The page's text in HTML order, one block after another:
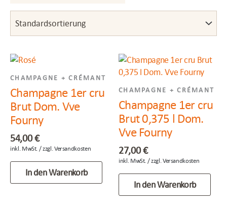
CHAMPAGNE + CRÉMANT
Champagne 1er cru
Brut Dom. Vve
Fourny
54,00€
In den Warenkorb
CHAMPAGNE + CRÉMANT
Champagne 1er cru
Brut 0,375 l Dom.
Vve Fourny
27,00€
In den Warenkorb